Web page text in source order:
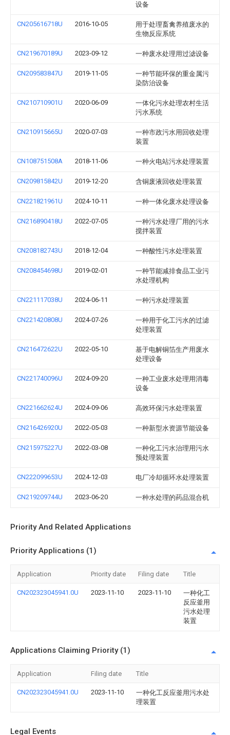
设备
CN205616718U 2016-10-05
用于处理畜禽养殖废水的
生物反应系统
CN219670189U 2023-09-12 一种废水处理用过滤设备
CN209583847U 2019-11-05
一种节能环保的重金属污
染防治设备
CN210710901U 2020-06-09
一体化污水处理农村生活
污水系统
CN210915665U 2020-07-03
一种市政污水用回收处理
装置
CN108751508A 2018-11-06 一种火电站污水处理装置
CN209815842U 2019-12-20 含铜废液回收处理装置
CN221821961U 2024-10-11 一种一体化废水处理设备
CN216890418U 2022-07-05
一种污水处理厂用的污水
搅拌装置
CN208182743U 2018-12-04 一种酸性污水处理装置
CN208454698U 2019-02-01
一种节能减排食品工业污
水处理机构
CN221117038U 2024-06-11 一种污水处理装置
CN221420808U 2024-07-26
一种用于化工污水的过滤
处理装置
CN216472622U 2022-05-10
基于电解铜箔生产用废水
处理设备
CN221740096U 2024-09-20
一种工业废水处理用消毒
设备
CN221662624U 2024-09-06 高效环保污水处理装置
CN216426920U 2022-05-03 一种新型水资源节能设备
CN215975227U 2022-03-08
一种化工污水治理用污水
预处理装置
CN222099653U 2024-12-03 电厂冷却循环水处理装置
CN219209744U 2023-06-20 一种水处理的药品混合机
Priority And Related Applications
Priority Applications (1)
Application Priority date Filing date Title
CN202323045941.0U 2023-11-10 2023-11-10
一种化工
反应釜用
污水处理
装置
Applications Claiming Priority (1)
Application Filing date Title
CN202323045941.0U 2023-11-10
一种化工反应釜用污水处
理装置
Legal Events